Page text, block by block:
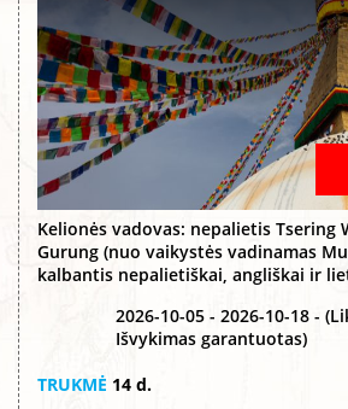
Kelionės vadovas: nepalietis Tsering
Gurung (nuo vaikystės vadinamas
kalbantis nepalietiškai, angliškai ir
2026-10-05 - 2026-10-18 -
Išvykimas garantuotas)
TRUKMĖ 14 d.